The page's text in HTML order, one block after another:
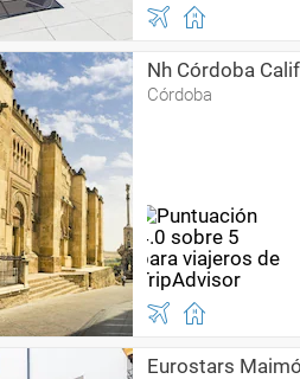
Nh Córdoba
Córdoba
Eurostars